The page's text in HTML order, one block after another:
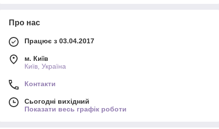
Про нас
Працює з 03.04.2017
м. Київ
Київ, Україна
Контакти
Сьогодні вихідний
Показати весь графік роботи